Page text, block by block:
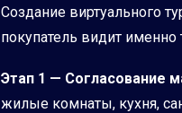
Создание виртуального
покупатель видит именно
Этап 1 — Согласование
жилые комнаты, кухня,